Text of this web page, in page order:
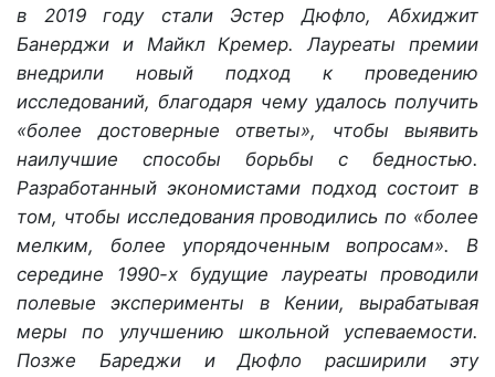
в 2019 году стали Эстер Дюфло, Абхиджит
Банерджи и Майкл Кремер. Лауреаты премии
внедрили новый подход к проведению
исследований, благодаря чему удалось получить
«более достоверные ответы», чтобы выявить
наилучшие способы борьбы с бедностью.
Разработанный экономистами подход состоит в
том, чтобы исследования проводились по «более
мелким, более упорядоченным вопросам». В
середине 1990-х будущие лауреаты проводили
полевые эксперименты в Кении, вырабатывая
меры по улучшению школьной успеваемости.
Позже Бареджи и Дюфло расширили эту